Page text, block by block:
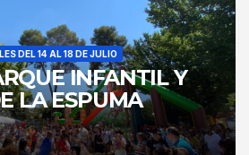
DEL 14 AL 18 DE JULIO
INFANTIL Y
LA ESPUMA